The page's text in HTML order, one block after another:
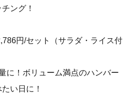
ング！
円/セット（サラダ・ライス付
に！ボリューム満点のハンバー
い日に！